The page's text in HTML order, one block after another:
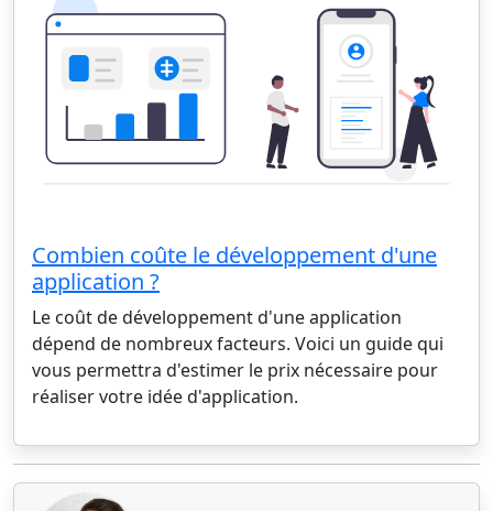
Combien coûte le développement d'une
application ?
Le coût de développement d'une application
dépend de nombreux facteurs. Voici un guide qui
vous permettra d'estimer le prix nécessaire pour
réaliser votre idée d'application.